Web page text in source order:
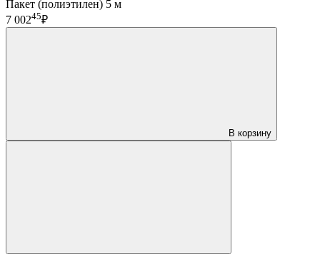
Пакет (полиэтилен) 5 м
7 00245₽
В корзину